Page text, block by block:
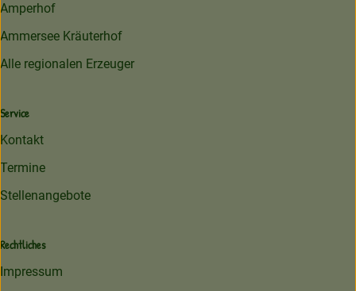
Amperhof
Ammersee Kräuterhof
Alle regionalen Erzeuger
Service
Kontakt
Termine
Stellenangebote
Rechtliches
Impressum